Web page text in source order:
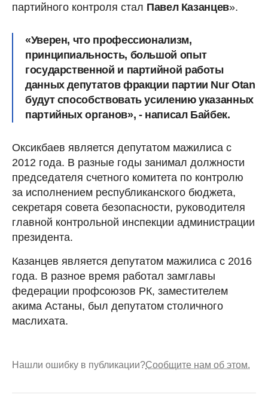
партийного контроля стал Павел Казанцев».
«Уверен, что профессионализм,
принципиальность, большой опыт
государственной и партийной работы
данных депутатов фракции партии Nur Otan
будут способствовать усилению указанных
партийных органов», - написал Байбек.
Оксикбаев является депутатом мажилиса с
2012 года. В разные годы занимал должности
председателя счетного комитета по контролю
за исполнением республиканского бюджета,
секретаря совета безопасности, руководителя
главной контрольной инспекции администрации
президента.
Казанцев является депутатом мажилиса с 2016
года. В разное время работал замглавы
федерации профсоюзов РК, заместителем
акима Астаны, был депутатом столичного
маслихата.
Нашли ошибку в публикации?Сообщите нам об этом.